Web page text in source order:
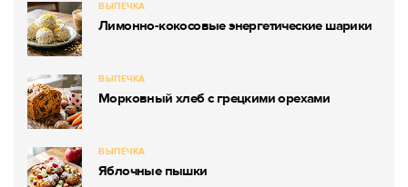
ВЫПЕЧКА
Лимонно-кокосовые энергетические шарики
ВЫПЕЧКА
Морковный хлеб с грецкими орехами
ВЫПЕЧКА
Яблочные пышки